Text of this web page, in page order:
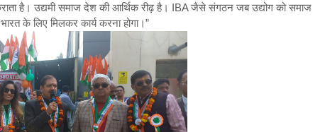
है। उद्यमी समाज देश की आर्थिक रीढ़ है। IBA जैसे संगठन जब उद्योग को समाज
के लिए मिलकर कार्य करना होगा।”